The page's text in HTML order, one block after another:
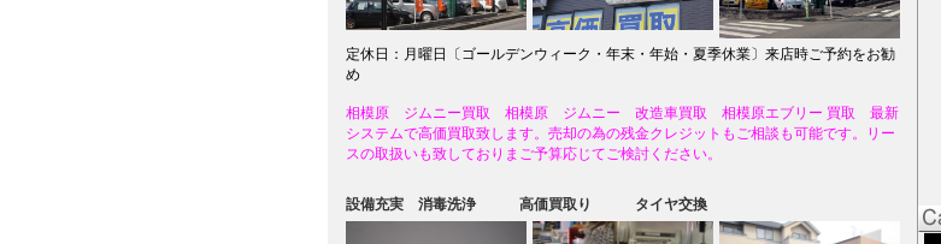
定休日：月曜日〔ゴールデンウィーク・年末・年始・夏季休業〕来店時ご予約をお勧
め
相模原 ジムニー買取 相模原 ジムニー 改造車買取 相模原エブリー 買取 最新
システムで高価買取致します。売却の為の残金クレジットもご相談も可能です。リー
スの取扱いも致しておりまご予算応じてご検討ください。
設備充実 消毒洗浄 高価買取り タイヤ交換